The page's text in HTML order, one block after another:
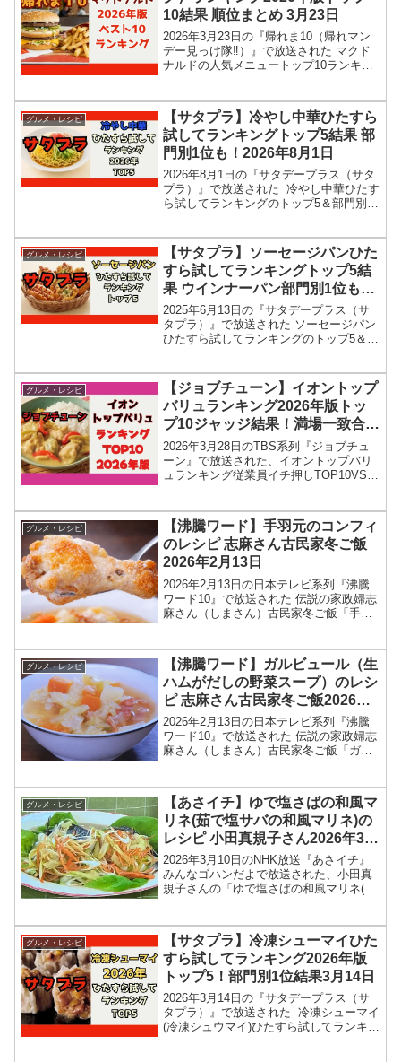
10結果 順位まとめ 3月23日
2026年3月23日の『帰れま10（帰れマン
デー見っけ隊‼︎）』で放送された マクド
ナルドの人気メニュートップ10ランキン
新トップ10ランキングを当てます。5年前
の...
グルメ・レシピ
【サタプラ】冷やし中華ひたすら
試してランキングトップ5結果 部
門別1位も！2026年8月1日
2026年8月1日の『サタデープラス（サタ
プラ）』で放送された 冷やし中華ひたす
ら試してランキングのトップ5＆部門別1
とに、コンビニ、スーパーなどで買える
13種類の...
グルメ・レシピ
【サタプラ】ソーセージパンひた
すら試してランキングトップ5結
果 ウインナーパン部門別1位も！
2026年6月13日
2025年6月13日の『サタデープラス（サ
タプラ）』で放送された ソーセージパン
ひたすら試してランキングのトップ5＆部
をもとに、コンビニ、スーパーなどで買
える 12種...
グルメ・レシピ
【ジョブチューン】イオントップ
バリュランキング2026年版トッ
プ10ジャッジ結果！満場一致合格
は？3月28日
2026年3月28日のTBS系列『ジョブチュ
ーン』で放送された、イオントップバリ
ュランキング従業員イチ押しTOP10VS超
紹介します！今回のジョブチューン・ジ
ャッジ企画...
グルメ・レシピ
【沸騰ワード】手羽元のコンフィ
のレシピ 志麻さん古民家冬ご飯
2026年2月13日
2026年2月13日の日本テレビ系列『沸騰
ワード10』で放送された 伝説の家政婦志
麻さん（しまさん）古民家冬ご飯「手羽
改装ドキュメント続編！新居改装プロジ
ェクトに、今回...
グルメ・レシピ
【沸騰ワード】ガルビュール（生
ハムがだしの野菜スープ）のレシ
ピ 志麻さん古民家冬ご飯2026年2
月13日
2026年2月13日の日本テレビ系列『沸騰
ワード10』で放送された 伝説の家政婦志
麻さん（しまさん）古民家冬ご飯「ガル
政婦志麻さんが購入した古民家改装ドキ
ュメント続編！新居...
グルメ・レシピ
【あさイチ】ゆで塩さばの和風マ
リネ(茹で塩サバの和風マリネ)の
レシピ 小田真規子さん2026年3月
10日
2026年3月10日のNHK放送『あさイチ』
みんなゴハンだよで放送された、小田真
規子さんの「ゆで塩さばの和風マリネ(茹
よは、料理研究家の小田真規子さんが登
場！塩サバ...
グルメ・レシピ
【サタプラ】冷凍シューマイひた
すら試してランキング2026年版
トップ5！部門別1位結果3月14日
2026年3月14日の『サタデープラス（サ
タプラ）』で放送された 冷凍シューマイ
(冷凍シュウマイ)ひたすら試してランキン